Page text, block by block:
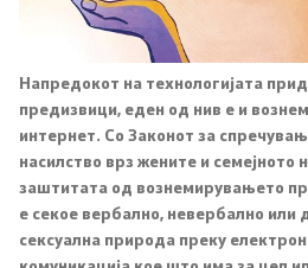
Напредокот на технологијата
предизвици, еден од нив е и
интернет. Со Законот за
насилство врз жените и семејното
заштитата од вознемирувањето
е секое вербално, невербално или
сексуална природа преку